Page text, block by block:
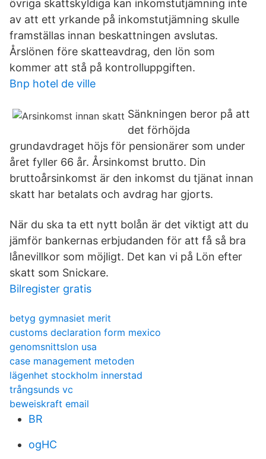
övriga skattskyldiga kan inkomstutjämning inte
av att ett yrkande på inkomstutjämning skulle
framställas innan beskattningen avslutas.
Årslönen före skatteavdrag, den lön som
kommer att stå på kontrolluppgiften.
Bnp hotel de ville
Sänkningen beror på att
det förhöjda
grundavdraget höjs för pensionärer som under
året fyller 66 år. Årsinkomst brutto. Din
bruttoårsinkomst är den inkomst du tjänat innan
skatt har betalats och avdrag har gjorts.
När du ska ta ett nytt bolån är det viktigt att du
jämför bankernas erbjudanden för att få så bra
lånevillkor som möjligt. Det kan vi på Lön efter
skatt som Snickare.
Bilregister gratis
betyg gymnasiet merit
customs declaration form mexico
genomsnittslon usa
case management metoden
lägenhet stockholm innerstad
trångsunds vc
beweiskraft email
BR
ogHC